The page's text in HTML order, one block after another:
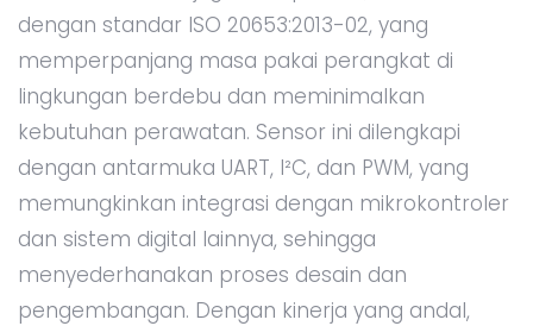
dengan standar ISO 20653:2013-02, yang
memperpanjang masa pakai perangkat di
lingkungan berdebu dan meminimalkan
kebutuhan perawatan. Sensor ini dilengkapi
dengan antarmuka UART, I²C, dan PWM, yang
memungkinkan integrasi dengan mikrokontroler
dan sistem digital lainnya, sehingga
menyederhanakan proses desain dan
pengembangan. Dengan kinerja yang andal,